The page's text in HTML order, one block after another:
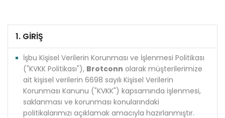
1. GİRİŞ
İşbu Kişisel Verilerin Korunması ve İşlenmesi Politikası
("KVKK Politikası"), Brotconn olarak müşterilerimize
ait kişisel verilerin 6698 sayılı Kişisel Verilerin
Korunması Kanunu ("KVKK") kapsamında işlenmesi,
saklanması ve korunması konularındaki
politikalarımızı açıklamak amacıyla hazırlanmıştır.